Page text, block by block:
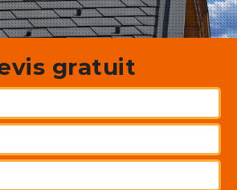
gratuit